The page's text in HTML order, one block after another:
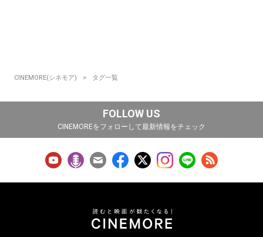
CINEMORE(シネモア) タグ一覧
FOLLOW US
CINEMOREをフォローして最新情報をチェック